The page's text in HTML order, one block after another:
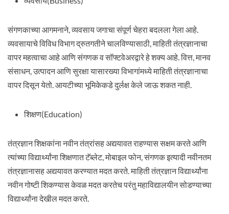
संगणकाच्या आगमनाने, व्यवसाय जगाचा संपूर्ण चेहरा बदलला गेला आहे.
व्यवसायाचे विविध विभाग द्रुतगतीने चालविण्यासाठी, माहिती तंत्रज्ञानाचा
वापर महत्वाचा आहे आणि संगणक व सॉफ्टवेअरद्वारे हे शक्य आहे. वित्त, मानव
संसाधन, उत्पादन आणि सुरक्षा यासारख्या विभागांमध्ये माहिती तंत्रज्ञानाचा
वापर दिसून येतो. आयटीच्या भूमिकेकडे दुर्लक्ष केले जाऊ शकत नाही.
शिक्षण(Education)
तंत्रज्ञान शिक्षकांना नवीन तंत्रांसह अद्ययावत राहण्यास सक्षम करते आणि
त्यांच्या विद्यार्थ्यांना शिक्षणात टॅब्लेट, मोबाइल फोन, संगणक इत्यादी नवीनतम
तंत्रज्ञानासह अद्ययावत करण्यात मदत करते. माहिती तंत्रज्ञान विद्यार्थ्यांना
नवीन गोष्टी शिकण्यास केवळ मदत करतेच परंतु महाविद्यालयीन सोडण्याच्या
विद्यार्थ्यांना देखील मदत करते.